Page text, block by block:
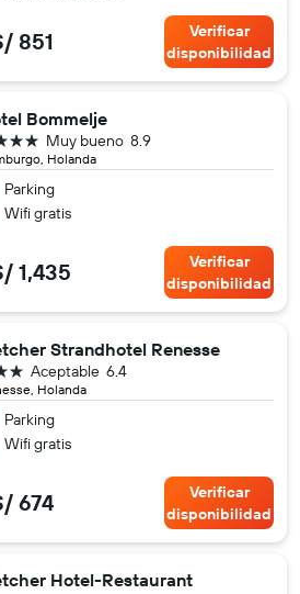
851
Verificar
disponibilidad
Bommelje
Holanda
8.9
Muy bueno
Parking
Wifi gratis
1,435
Verificar
disponibilidad
Strandhotel Renesse
Holanda
6.4
Aceptable
Parking
Wifi gratis
674
Verificar
disponibilidad
Hotel-Restaurant